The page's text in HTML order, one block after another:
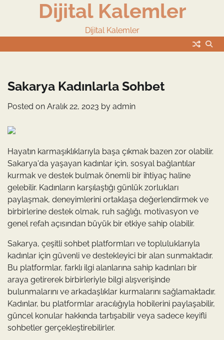
Dijital Kalemler
Dijital Kalemler
Sakarya Kadınlarla Sohbet
Posted on Aralık 22, 2023 by admin
Hayatın karmaşıklıklarıyla başa çıkmak bazen zor olabilir.
Sakarya'da yaşayan kadınlar için, sosyal bağlantılar
kurmak ve destek bulmak önemli bir ihtiyaç haline
gelebilir. Kadınların karşılaştığı günlük zorlukları
paylaşmak, deneyimlerini ortaklaşa değerlendirmek ve
birbirlerine destek olmak, ruh sağlığı, motivasyon ve
genel refah açısından büyük bir etkiye sahip olabilir.
Sakarya, çeşitli sohbet platformları ve topluluklarıyla
kadınlar için güvenli ve destekleyici bir alan sunmaktadır.
Bu platformlar, farklı ilgi alanlarına sahip kadınları bir
araya getirerek birbirleriyle bilgi alışverişinde
bulunmalarını ve arkadaşlıklar kurmalarını sağlamaktadır.
Kadınlar, bu platformlar aracılığıyla hobilerini paylaşabilir,
güncel konular hakkında tartışabilir veya sadece keyifli
sohbetler gerçekleştirebilirler.